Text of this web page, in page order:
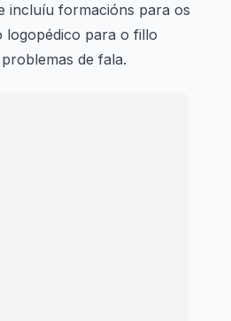
incluíu formacións para os
logopédico para o fillo
de fala.